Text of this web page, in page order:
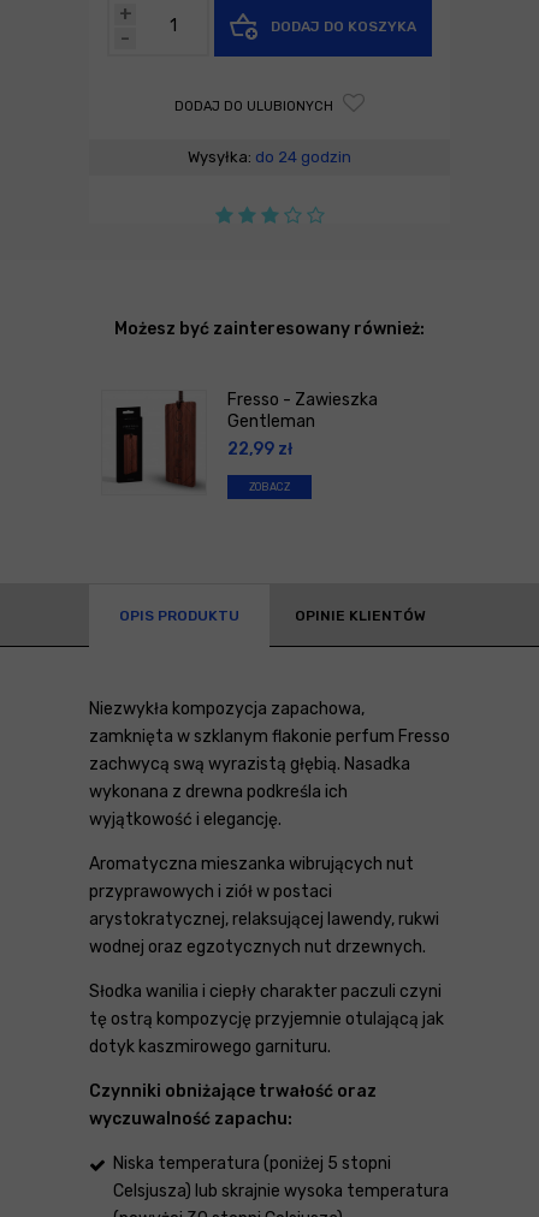
-
+
DODAJ DO KOSZYKA
DODAJ DO ULUBIONYCH
Wysyłka: do 24 godzin
Możesz być zainteresowany również:
Fresso - Zawieszka
Gentleman
22,99 zł
ZOBACZ
OPIS PRODUKTU OPINIE KLIENTÓW
Niezwykła kompozycja zapachowa,
zamknięta w szklanym flakonie perfum Fresso
zachwycą swą wyrazistą głębią. Nasadka
wykonana z drewna podkreśla ich
wyjątkowość i elegancję.
Aromatyczna mieszanka wibrujących nut
przyprawowych i ziół w postaci
arystokratycznej, relaksującej lawendy, rukwi
wodnej oraz egzotycznych nut drzewnych.
Słodka wanilia i ciepły charakter paczuli czyni
tę ostrą kompozycję przyjemnie otulającą jak
dotyk kaszmirowego garnituru.
Czynniki obniżające trwałość oraz
wyczuwalność zapachu:
Niska temperatura (poniżej 5 stopni
Celsjusza) lub skrajnie wysoka temperatura